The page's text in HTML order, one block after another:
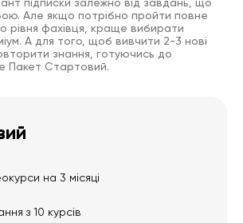
Але якщо потрібно пройти повне
рівня фахівця, краще вибирати
А для того, щоб вивчити 2-3 нові
знання, готуючись до
Пакет Стартовий.
на 3 місяці
з 10 курсів